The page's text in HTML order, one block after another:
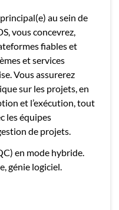
au sein de
vous concevrez,
fiables et
et services
Vous assurerez
sur les projets, en
et l’exécution, tout
les équipes
de projets.
en mode hybride.
génie logiciel.